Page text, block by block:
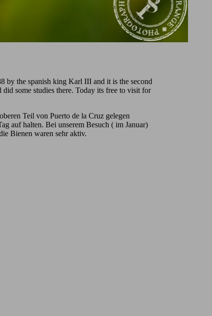
by the spanish king Karl III and it is the second
some studies there. Today its free to visit for
Teil von Puerto de la Cruz gelegen
auf halten. Bei unserem Besuch ( im Januar)
Bienen waren sehr aktiv.